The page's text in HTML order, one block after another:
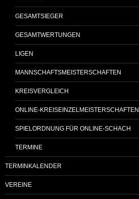
GESAMTSIEGER
GESAMTWERTUNGEN
LIGEN
MANNSCHAFTSMEISTERSCHAFTEN
KREISVERGLEICH
ONLINE-KREISEINZELMEISTERSCHAFTEN
SPIELORDNUNG FÜR ONLINE-SCHACH
TERMINE
TERMINKALENDER
VEREINE